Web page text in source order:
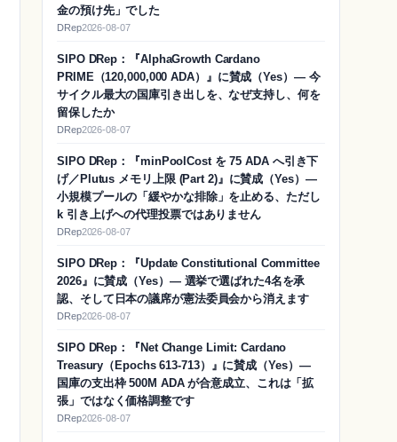
金の預け先」でした
DRep2026-08-07
SIPO DRep：『AlphaGrowth Cardano
PRIME（120,000,000 ADA）』に賛成（Yes）― 今
サイクル最大の国庫引き出しを、なぜ支持し、何を
留保したか
DRep2026-08-07
SIPO DRep：『minPoolCost を 75 ADA へ引き下
げ／Plutus メモリ上限 (Part 2)』に賛成（Yes）―
小規模プールの「緩やかな排除」を止める、ただし
k 引き上げへの代理投票ではありません
DRep2026-08-07
SIPO DRep：『Update Constitutional Committee
2026』に賛成（Yes）― 選挙で選ばれた4名を承
認、そして日本の議席が憲法委員会から消えます
DRep2026-08-07
SIPO DRep：『Net Change Limit: Cardano
Treasury（Epochs 613-713）』に賛成（Yes）―
国庫の支出枠 500M ADA が合意成立、これは「拡
張」ではなく価格調整です
DRep2026-08-07